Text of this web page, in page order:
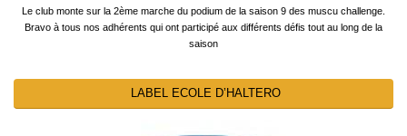
Le club monte sur la 2ème marche du podium de la saison 9 des muscu challenge.
Bravo à tous nos adhérents qui ont participé aux différents défis tout au long de la
saison
LABEL ECOLE D’HALTERO